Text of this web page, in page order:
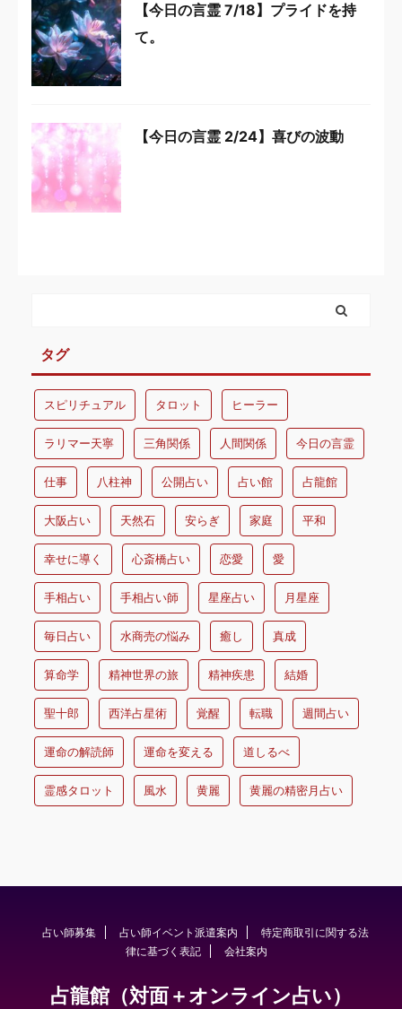
【今日の言霊 7/18】プライドを持
て。
【今日の言霊 2/24】喜びの波動
タグ
スピリチュアル タロット ヒーラー
ラリマー天寧 三角関係 人間関係 今日の言霊
仕事 八柱神 公開占い 占い館 占龍館
大阪占い 天然石 安らぎ 家庭 平和
幸せに導く 心斎橋占い 恋愛 愛
手相占い 手相占い師 星座占い 月星座
毎日占い 水商売の悩み 癒し 真成
算命学 精神世界の旅 精神疾患 結婚
聖十郎 西洋占星術 覚醒 転職 週間占い
運命の解読師 運命を変える 道しるべ
霊感タロット 風水 黄麗 黄麗の精密月占い
占い師募集 占い師イベント派遣案内
特定商取引に関する法
律に基づく表記
会社案内
占龍館（対面＋オンライン占い）